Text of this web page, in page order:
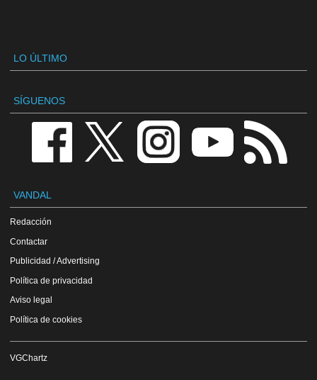
LO ÚLTIMO
SÍGUENOS
VANDAL
Redacción
Contactar
Publicidad / Advertising
Política de privacidad
Aviso legal
Política de cookies
VGChartz